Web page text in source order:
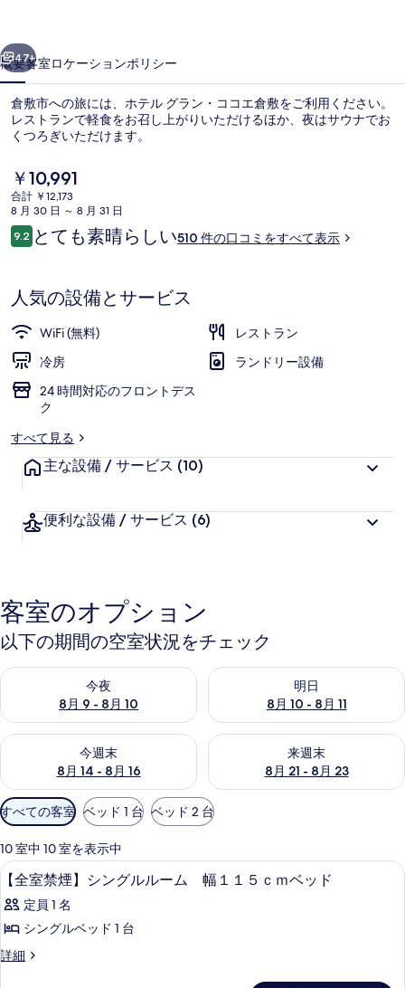
コ
エ
倉
敷
の
写
真
ャ
リ
ー
次へ
47+
概要客室ロケーションポリシー
倉敷市への旅には、ホテル グラン・ココエ倉敷をご利用ください。
レストランで軽食をお召し上がりいただけるほか、夜はサウナでお
くつろぎいただけます。
現
在
の
料
金
で
す
￥10,991
合計 ￥12,173
8 月 30 日 ～ 8 月 31 日
口
コ
9.210段階中9.2
とても素晴らしい510 件の口コミをすべて表示
人気の設備とサービス
WiFi (無料)
レストラン
冷房
ランドリー設備
24 時間対応のフロントデス
ク
すべて見る
主な設備 / サービス (10)
便利な設備 / サービス (6)
客室のオプション
以下の期間の空室状況をチェック
今夜
8月 9 - 8月 10
今夜 8月 9 - 8月 10 の空室状況をチェック
明日
8月 10 - 8月 11
明日 8月 10 - 8月 11 の空室状
今週末
8月 14 - 8月 16
今週末 8月 14 - 8月 16 の空室状況をチェック
来週末
8月 21 - 8月 23
来週末 8月 21 - 8月 23 の空室
利
用
可
能
な
客
室
の
絞
すべての客室 ベッド 1 台 ベッド 2 台
10 室中 10 室を表示中
【全
室
禁
煙】
シ
セーフティボックス (室内)、デスク
1
【全室禁煙】シングルルーム 幅１１５ｃｍベッド
定員 1 名
シングルベッド 1 台
詳細
【全